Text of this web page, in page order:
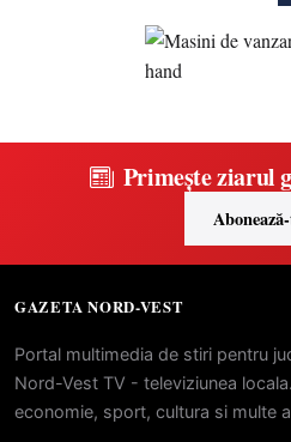
Primește ziarul
GAZETA NORD-VEST
Portal multimedia de stiri pentru
Nord-Vest TV - televiziunea
economie, sport, cultura si multe